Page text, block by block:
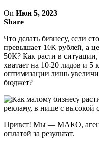
On Июн 5, 2023
Share
Что делать бизнесу, если
превышает 10К рублей, а
50К? Как расти в
хватает на 10-20 лидов и 5
оптимизации лишь
бюджет?
Привет! Мы — МАКО,
оплатой за результат.